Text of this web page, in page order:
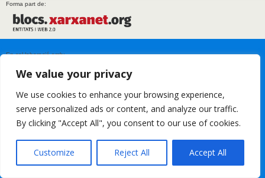
We value your privacy
We use cookies to enhance your browsing experience,
serve personalized ads or content, and analyze our traffic.
By clicking "Accept All", you consent to our use of cookies.
Customize Reject All Accept All
Forma part de:
En col·laboració amb:
Amb el suport de: